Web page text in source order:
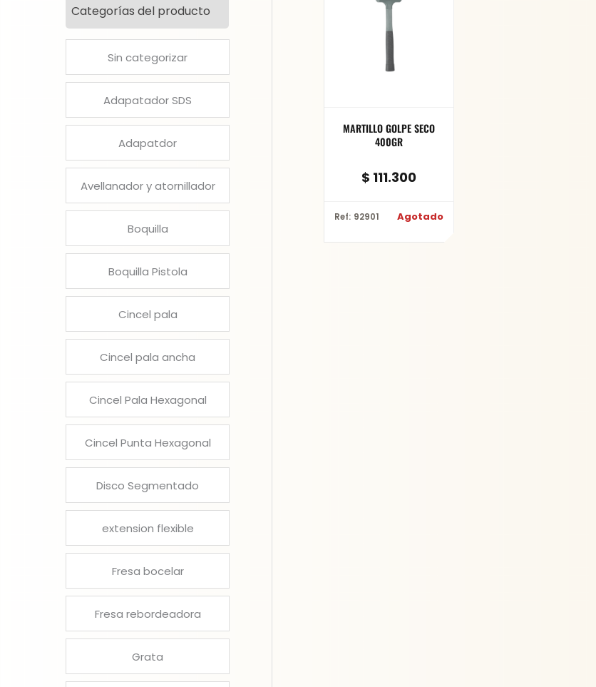
Categorías del producto
Sin categorizar
Adapatador SDS
Adapatdor
Avellanador y atornillador
Boquilla
Boquilla Pistola
Cincel pala
Cincel pala ancha
Cincel Pala Hexagonal
Cincel Punta Hexagonal
Disco Segmentado
extension flexible
Fresa bocelar
Fresa rebordeadora
Grata
MARTILLO GOLPE SECO
400GR
$ 111.300
Ref: 92901 Agotado